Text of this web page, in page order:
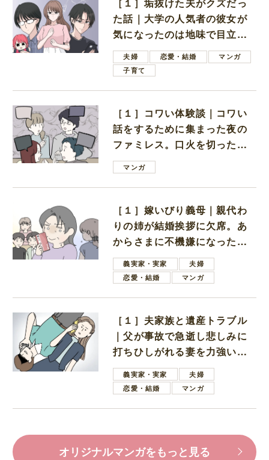
た話｜大学の人気者の彼女が
気になったのは地味で目立た
ない男子学生
夫婦 恋愛・結婚
マンガ
子育て
［１］コワい体験談｜コワい
話をするために集まった夜の
ファミレス。口火を切ったの
は電車好きの男の子ママ
マンガ
［１］嫁いびり義母｜親代わ
りの姉が結婚挨拶に欠席。あ
からさまに不機嫌になった義
母義実家・実家
夫婦
恋愛・結婚
マンガ
［１］夫家族と遺産トラブル
｜父が事故で急逝し悲しみに
打ちひしがれる妻を力強い言
葉で励ます夫
義実家・実家
夫婦
恋愛・結婚
マンガ
オリジナルマンガをもっと見る